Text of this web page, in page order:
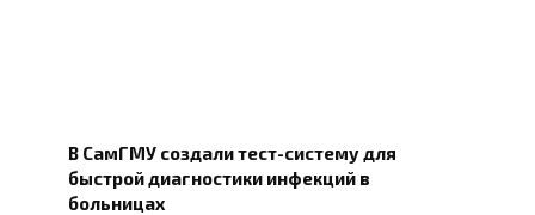
В СамГМУ создали тест-систему для
быстрой диагностики инфекций в
больницах